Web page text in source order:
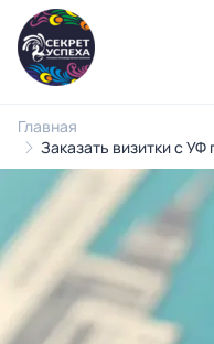
Главная
Заказать визитки с